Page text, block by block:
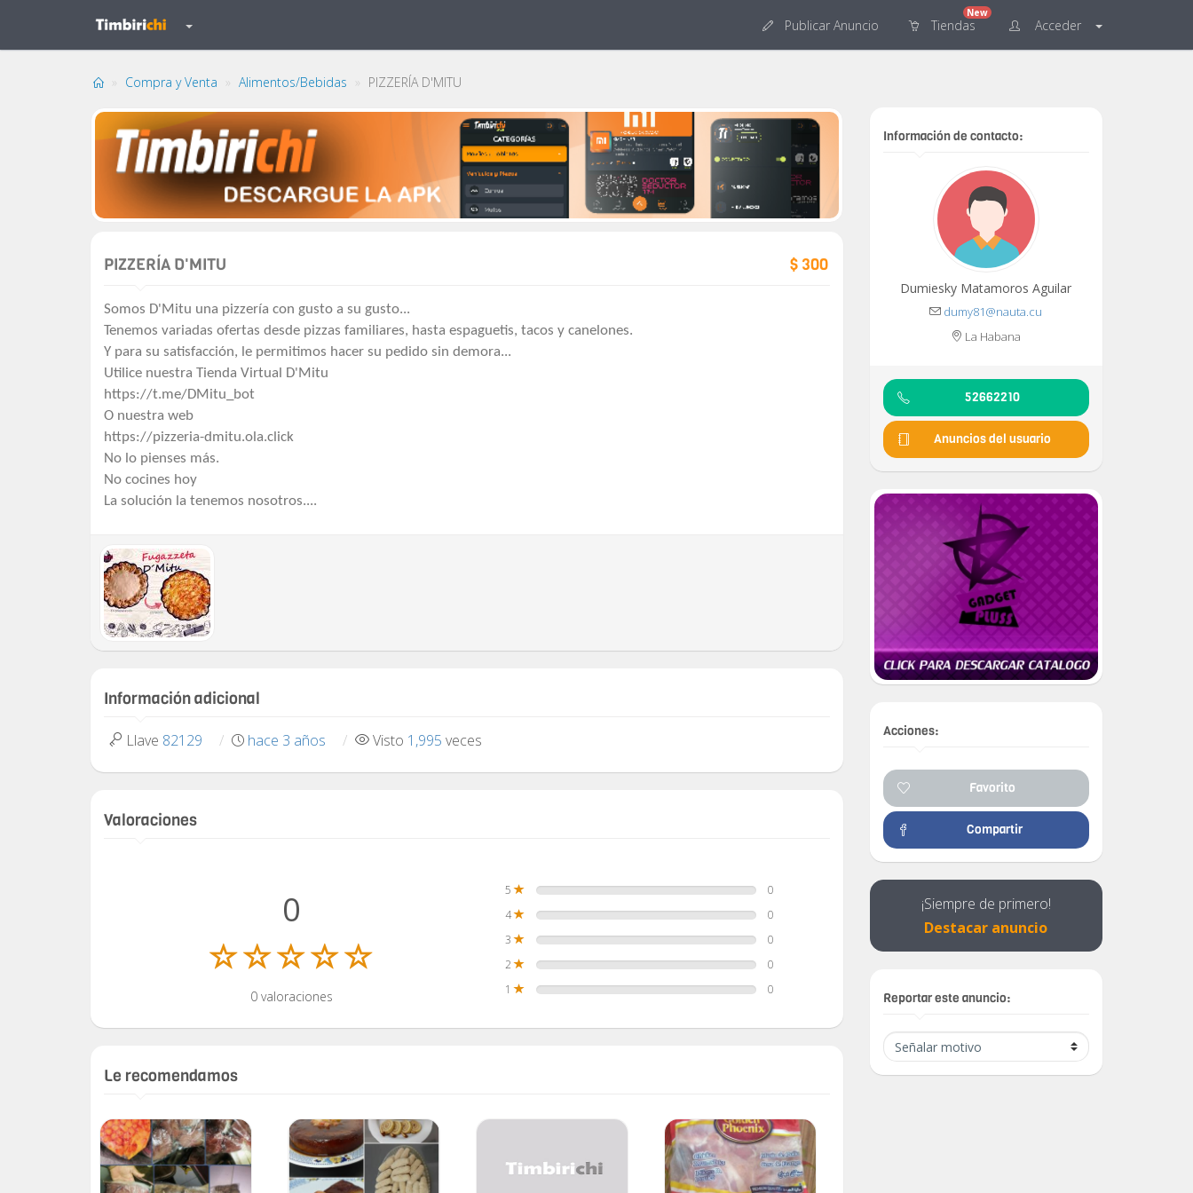
Publicar Anuncio Tiendas
New
Acceder
Compra y Venta Alimentos/Bebidas PIZZERÍA D'MITU
PIZZERÍA D'MITU $ 300
Somos D'Mitu una pizzería con gusto a su gusto...
Tenemos variadas ofertas desde pizzas familiares, hasta espaguetis, tacos y canelones.
Y para su satisfacción, le permitimos hacer su pedido sin demora...
Utilice nuestra Tienda Virtual D'Mitu
https://t.me/DMitu_bot
O nuestra web
https://pizzeria-dmitu.ola.click
No lo pienses más.
No cocines hoy
La solución la tenemos nosotros....
Información adicional
Llave 82129 hace 3 años Visto 1,995 veces
Valoraciones
0
0 valoraciones
5
0
4
0
3
0
2
0
1
0
Le recomendamos
Información de contacto:
Dumiesky Matamoros Aguilar
dumy81@nauta.cu
La Habana
52662210
Anuncios del usuario
Acciones:
Favorito
Compartir
¡Siempre de primero!
Destacar anuncio
Reportar este anuncio: